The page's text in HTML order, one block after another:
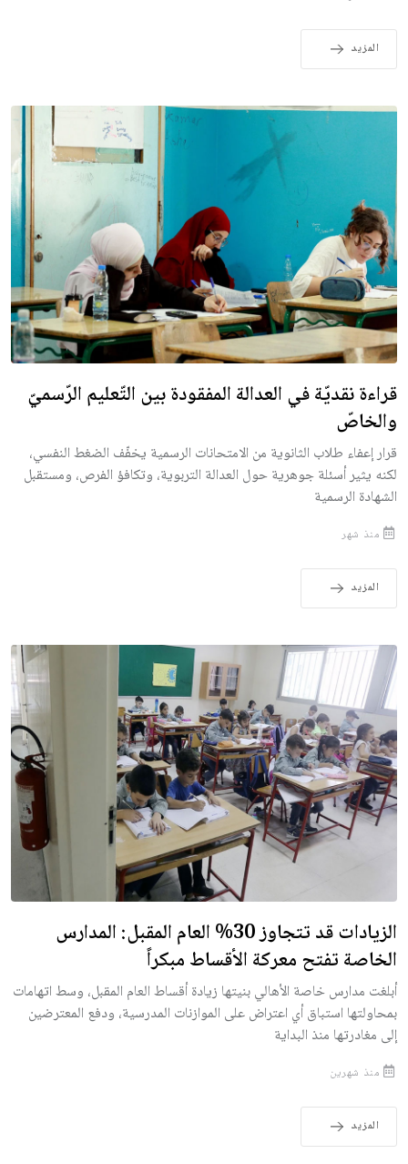
المزيد
قراءة نقديّة في العدالة المفقودة بين التّعليم الرّسميّ
والخاصّ
قرار إعفاء طلاب الثانوية من الامتحانات الرسمية يخفّف الضغط النفسي،
لكنه يثير أسئلة جوهرية حول العدالة التربوية، وتكافؤ الفرص، ومستقبل
الشهادة الرسمية
منذ شهر
المزيد
الزيادات قد تتجاوز 30% العام المقبل: المدارس
الخاصة تفتح معركة الأقساط مبكراً
أبلغت مدارس خاصة الأهالي بنيتها زيادة أقساط العام المقبل، وسط اتهامات
بمحاولتها استباق أي اعتراض على الموازنات المدرسية، ودفع المعترضين
إلى مغادرتها منذ البداية
منذ شهرين
المزيد